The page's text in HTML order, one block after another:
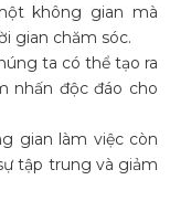
không gian mà
gian chăm sóc.
ta có thể tạo ra
nhấn độc đáo cho
gian làm việc còn
tập trung và giảm